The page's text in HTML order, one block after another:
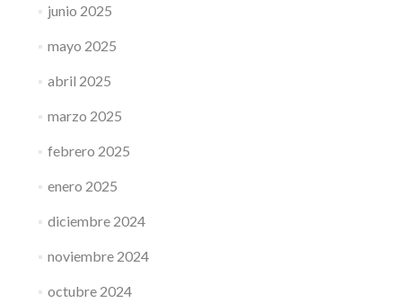
junio 2025
mayo 2025
abril 2025
marzo 2025
febrero 2025
enero 2025
diciembre 2024
noviembre 2024
octubre 2024